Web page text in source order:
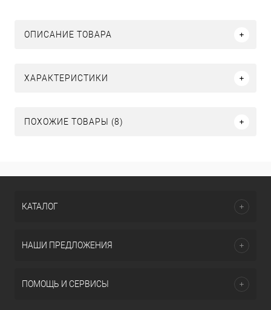
ОПИСАНИЕ ТОВАРА
ХАРАКТЕРИСТИКИ
ПОХОЖИЕ ТОВАРЫ (8)
КАТАЛОГ
НАШИ ПРЕДЛОЖЕНИЯ
ПОМОЩЬ И СЕРВИСЫ